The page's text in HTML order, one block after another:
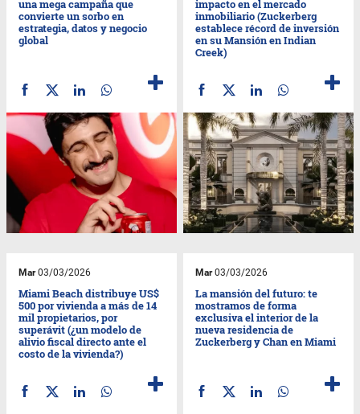
una mega campaña que
convierte un sorbo en
estrategia, datos y negocio
global
impacto en el mercado
inmobiliario (Zuckerberg
establece récord de inversión
en su Mansión en Indian
Creek)
Mar03/03/2026
Miami Beach distribuye US$
500 por vivienda a más de 14
mil propietarios, por
superávit (¿un modelo de
alivio fiscal directo ante el
costo de la vivienda?)
Mar03/03/2026
La mansión del futuro: te
mostramos de forma
exclusiva el interior de la
nueva residencia de
Zuckerberg y Chan en Miami